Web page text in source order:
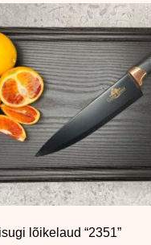
lõikelaud “2351”